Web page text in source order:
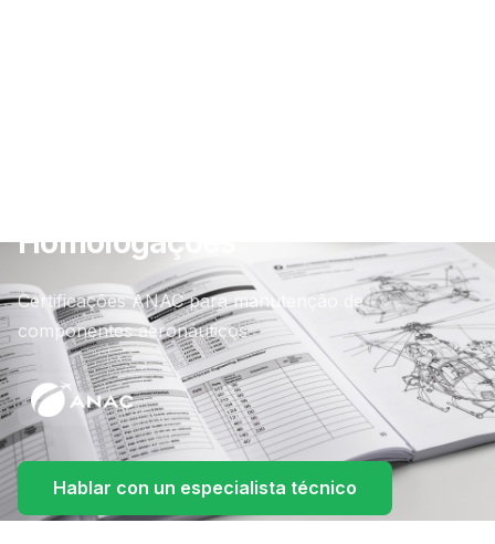
Homologações
Certificações ANAC para manutenção de
componentes aeronáuticos
Hablar con un especialista técnico
Productos y Servicios